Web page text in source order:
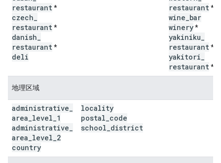
restaurant*
czech
restaurant*
danish
restaurant*
deli
restaurant*
wine bar
winery*
yakiniku
restaurant*
yakitori
restaurant*
地理区域
administrative
area level 1
administrative
area level 2
country
locality
postal code
school district